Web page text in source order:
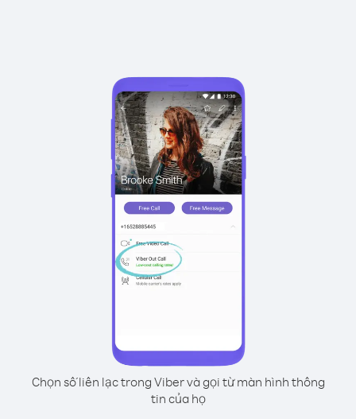
Chọn số liên lạc trong Viber và gọi từ màn hình thông
tin của họ